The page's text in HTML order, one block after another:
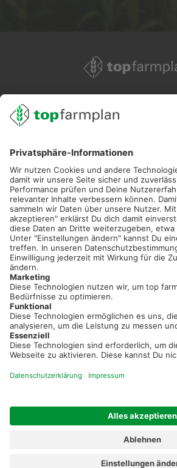
Sei immer auf dem
Neue Features, spannende Tipps und
Registriere dich
einfach und
Kostenlos registrieren &
Impressum